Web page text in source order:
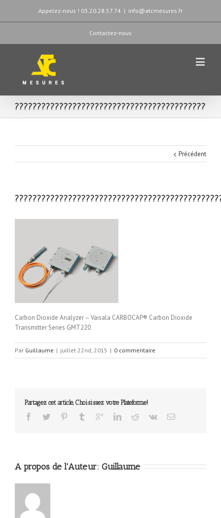
Appelez-nous ! 03.20.28.57.74 | info@atcmesures.fr
Contactez-nous
Précédent
Carbon Dioxide Analyzer – Vaisala CARBOCAP® Carbon Dioxide
Transmitter Series GMT220
Par Guillaume | juillet 22nd, 2015 | 0 commentaire
Partagez cet article, Choisissez votre Plateforme!
A propos de l'Auteur: Guillaume